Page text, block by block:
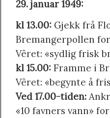
29. januar 1949:
kl 13.00: Gjekk frå
Bremangerpollen
Vêret: «sydlig frisk
kl 15.00: Framme i
Vêret: «begynte å
Ved 17.00-tiden:
«10 favners vann»